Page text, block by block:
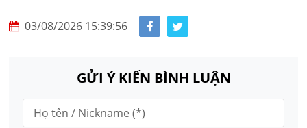
03/08/2026 15:39:56
GỬI Ý KIẾN BÌNH LUẬN